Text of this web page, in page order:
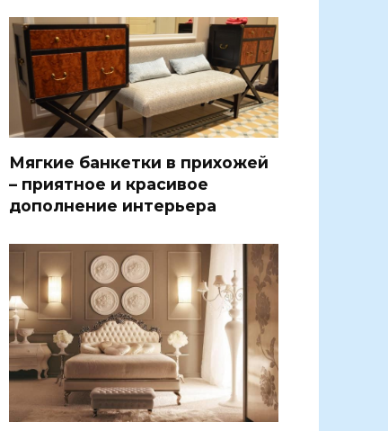
Мягкие банкетки в прихожей
– приятное и красивое
дополнение интерьера